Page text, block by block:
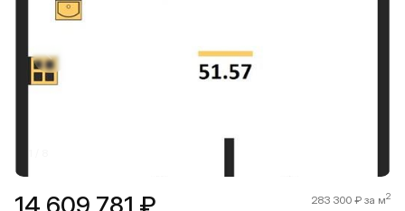
14 609 781 ₽ 283 300 ₽ за м2
Прокрутить влево